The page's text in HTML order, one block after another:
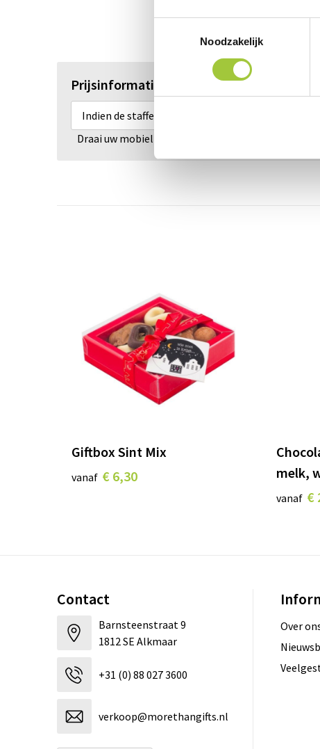
Noodzakelijk
Prijsinformatie
Indien de staffels niet aanwezig zijn moet je eerst
Draai uw mobiel voor de Prijs informatie
Giftbox Sint Mix
vanaf € 6,30
melk,
vanaf €
Contact
Barnsteenstraat 9
1812 SE Alkmaar
+31 (0) 88 027 3600
verkoop@morethangifts.nl
Over